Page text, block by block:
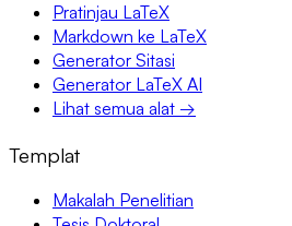
Pratinjau LaTeX
Markdown ke LaTeX
Generator Sitasi
Generator LaTeX AI
Lihat semua alat →
Templat
Makalah Penelitian